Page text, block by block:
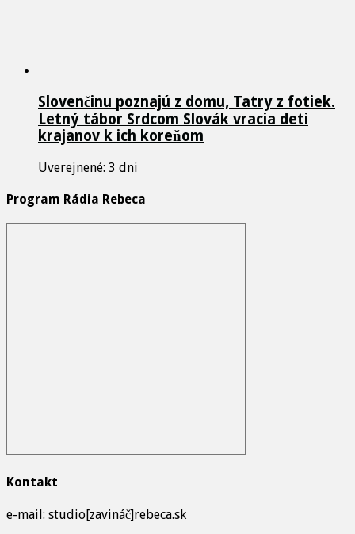
Slovenčinu poznajú z domu, Tatry z fotiek.
Letný tábor Srdcom Slovák vracia deti
krajanov k ich koreňom
Uverejnené: 3 dni
Program Rádia Rebeca
Kontakt
e-mail: studio[zavináč]rebeca.sk